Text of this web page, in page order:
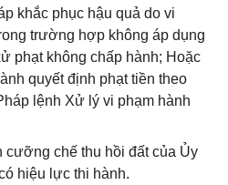
khắc phục hậu quả do vi
trường hợp không áp dụng
phạt không chấp hành; Hoặc
quyết định phạt tiền theo
lệnh Xử lý vi phạm hành
cưỡng chế thu hồi đất của Ủy
hiệu lực thi hành.